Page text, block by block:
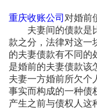
重庆收账公司 对婚前
夫妻间的债款是比
款之分，法律对这一
的夫妻债款有不同的
是婚前的夫妻债款该
夫妻一方婚前所欠个
事实而构成的一种债
产生之前与债权人这